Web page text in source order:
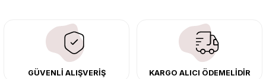
çıkma orijinal ürünler ile yenileyebilir, body kit uygulamalarıyla aracınızın
tasarımını ve aerodinamisini üst seviyeye taşıyabilirsiniz.
Tüm ürünlerimiz orijinal, dayanıklı ve uzun ömürlüdür. İstanbul’daki montaj
merkezimizde profesyonel montaj yapıyor, Türkiye’nin her yerine güvenli
GÜVENLİ ALIŞVERİŞ KARGO ALICI ÖDEMELİDİR